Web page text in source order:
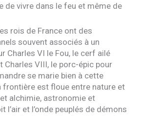
de vivre dans le feu et même de
rois de France ont des
souvent associés à un
CharlesVI le Fou, le cerf ailé
CharlesVIII, le porc-épic pour
se marie bien à cette
frontière est floue entre nature et
alchimie, astronomie et
l’air et l’onde peuplés de démons